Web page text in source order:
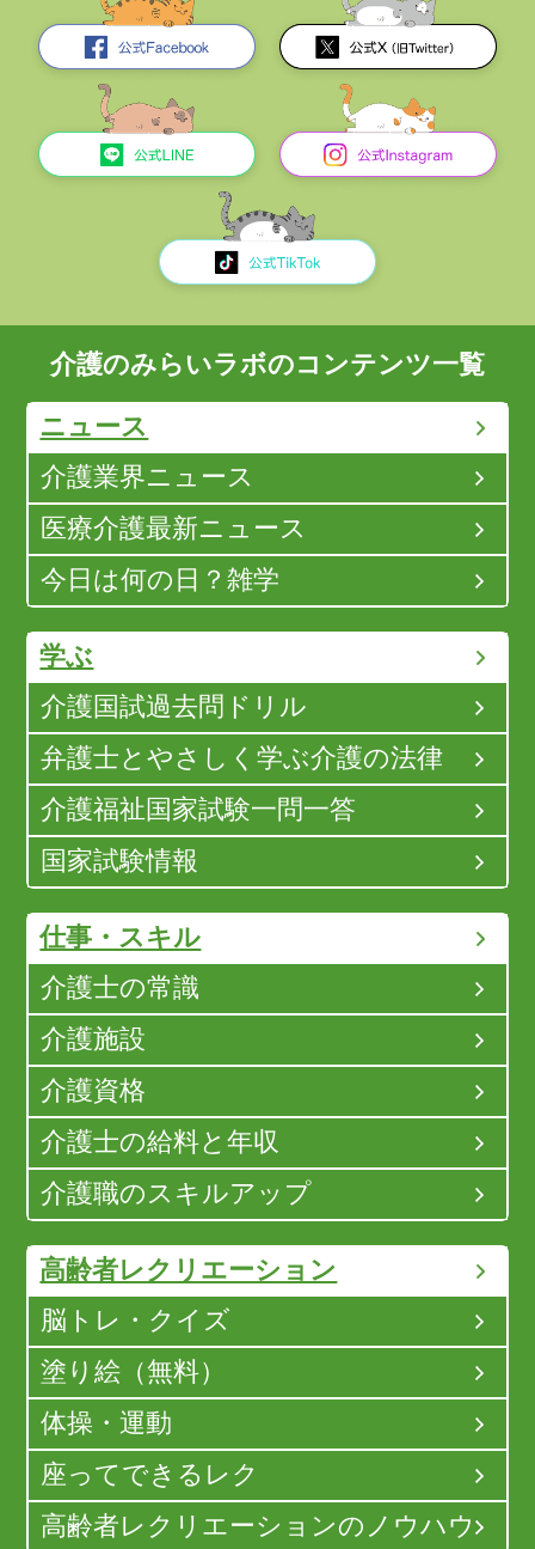
介護のみらいラボのコンテンツ一覧
ニュース
介護業界ニュース
医療介護最新ニュース
今日は何の日？雑学
学ぶ
介護国試過去問ドリル
弁護士とやさしく学ぶ介護の法律
介護福祉国家試験一問一答
国家試験情報
仕事・スキル
介護士の常識
介護施設
介護資格
介護士の給料と年収
介護職のスキルアップ
高齢者レクリエーション
脳トレ・クイズ
塗り絵（無料）
体操・運動
座ってできるレク
高齢者レクリエーションのノウハウ